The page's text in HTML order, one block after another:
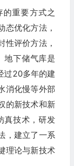
重要方式之
态优化方法，
性评价方法，
地下储气库是
过20多年的建
消化慢等外部
的新技术和新
真技术，研发
，建立了一系
理论与新技术